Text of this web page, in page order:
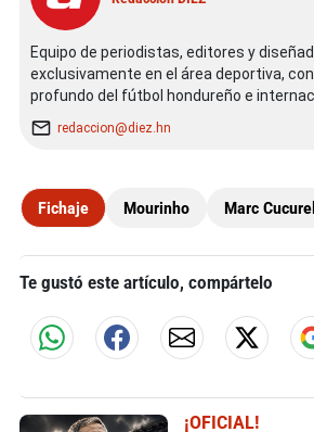
Equipo de periodistas, editores y
exclusivamente en el área deportiva,
profundo del fútbol hondureño e
redaccion@diez.hn
Fichaje Mourinho Marc
Te gustó este artículo, compártelo
¡OFICIAL!